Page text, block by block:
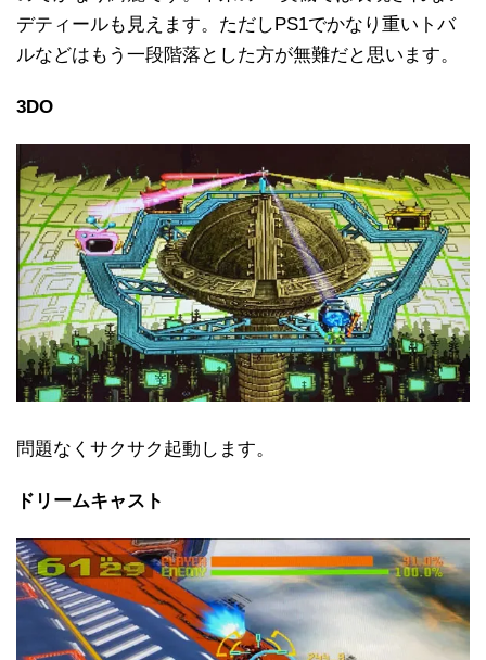
デティールも見えます。ただしPS1でかなり重いトバ
ルなどはもう一段階落とした方が無難だと思います。
3DO
問題なくサクサク起動します。
ドリームキャスト